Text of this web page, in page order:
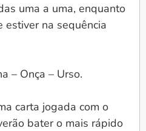
uma a uma, enquanto
estiver na sequência
– Onça – Urso.
carta jogada com o
bater o mais rápido